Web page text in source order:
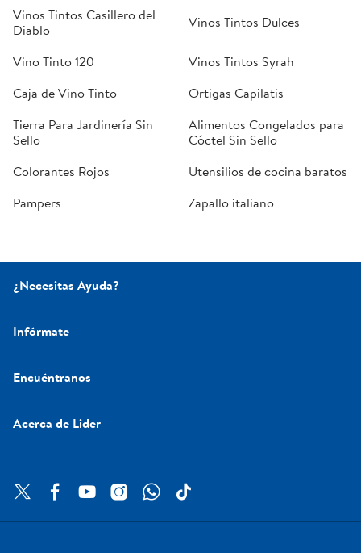
Vinos Tintos Casillero del
Diablo
Vinos Tintos Dulces
Vino Tinto 120
Vinos Tintos Syrah
Caja de Vino Tinto
Ortigas Capilatis
Tierra Para Jardinería Sin
Sello
Alimentos Congelados para
Cóctel Sin Sello
Colorantes Rojos
Utensilios de cocina baratos
Pampers
Zapallo italiano
¿Necesitas Ayuda?
Infórmate
Encuéntranos
Acerca de Lider